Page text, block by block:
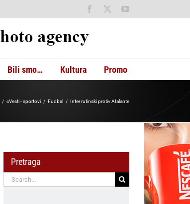
Facebook YouTube
Bili smo… Kultura Promo
cVesti - sportovi Fudbal Inter rutinski protiv Atalante
Pretraga
Search
for: